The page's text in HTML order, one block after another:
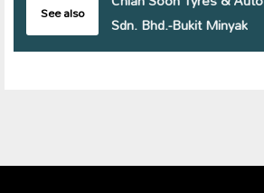
See also
Sdn. Bhd.-Bukit Minyak